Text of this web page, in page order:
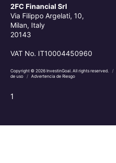
2FC Financial Srl
Via Filippo Argelati, 10,
Milan, Italy
20143
VAT No. IT10004450960
Copyright © 2026 InvestinGoal. All rights reserved. /
de uso
/ Advertencia de Riesgo
1